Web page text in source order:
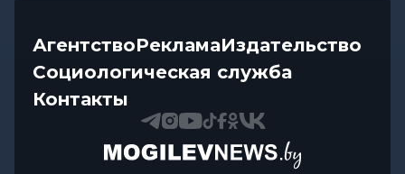
АгентствоРекламаИздательство
Социологическая служба
Контакты